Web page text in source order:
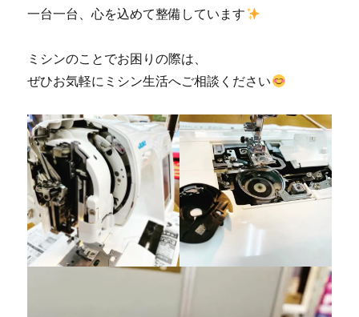
一台一台、心を込めて整備しています
ミシンのことでお困りの際は、
ぜひお気軽にミシン生活へご相談ください